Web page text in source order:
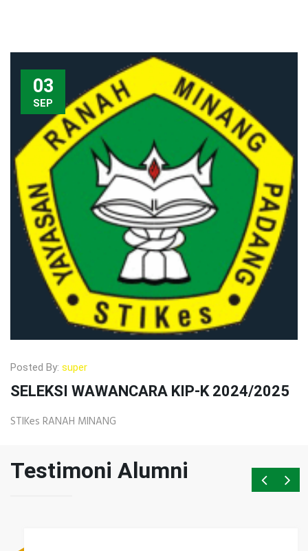
03
SEP
Posted By: super
SELEKSI WAWANCARA KIP-K 2024/2025
STIKes RANAH MINANG
Testimoni Alumni